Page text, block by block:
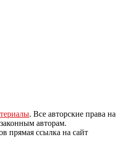
. Все авторские права на
авторам.
прямая ссылка на сайт